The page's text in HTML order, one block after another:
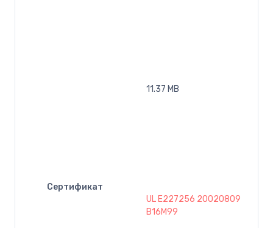
Сертификат
11.37 MB
UL E227256 20020809
B16M99